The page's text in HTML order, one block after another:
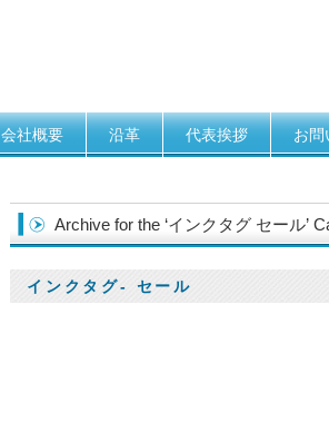
会社概要 沿革 代表挨拶 お問
Archive for the ‘インクタグ セール’
インクタグ- セール